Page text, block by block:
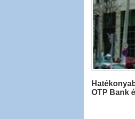
OTP Bank